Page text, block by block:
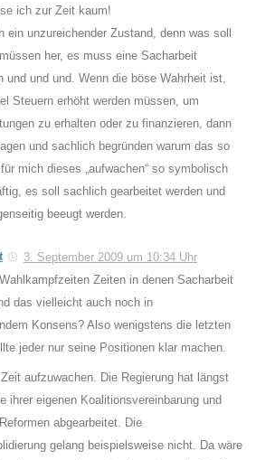
ich zur Zeit kaum!
ein unzureichender Zustand, denn was soll
her, es muss eine Sacharbeit
und und und. Wenn die böse Wahrheit ist,
Steuern erhöht werden müssen, um
zu erhalten oder zu finanzieren, dann
und sachlich begründen warum das so
mich dieses „aufwachen“ so symbolisch
es soll sachlich gearbeitet werden und
beeugt werden.
3. September 2009 um 10:34 Uhr
Zeiten in denen Sacharbeit
das vielleicht auch noch in
Konsens? Also wenigstens die letzten
jeder nur seine Positionen klar machen.
aufzuwachen. Die Regierung hat längst
ihrer eigenen Koalitionsvereinbarung und
abgearbeitet. Die
gelang beispielsweise nicht. Da wäre